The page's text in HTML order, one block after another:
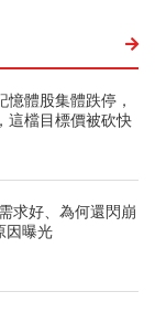
體股集體跌停，
這檔目標價被砍快
求好、為何還閃崩
因曝光